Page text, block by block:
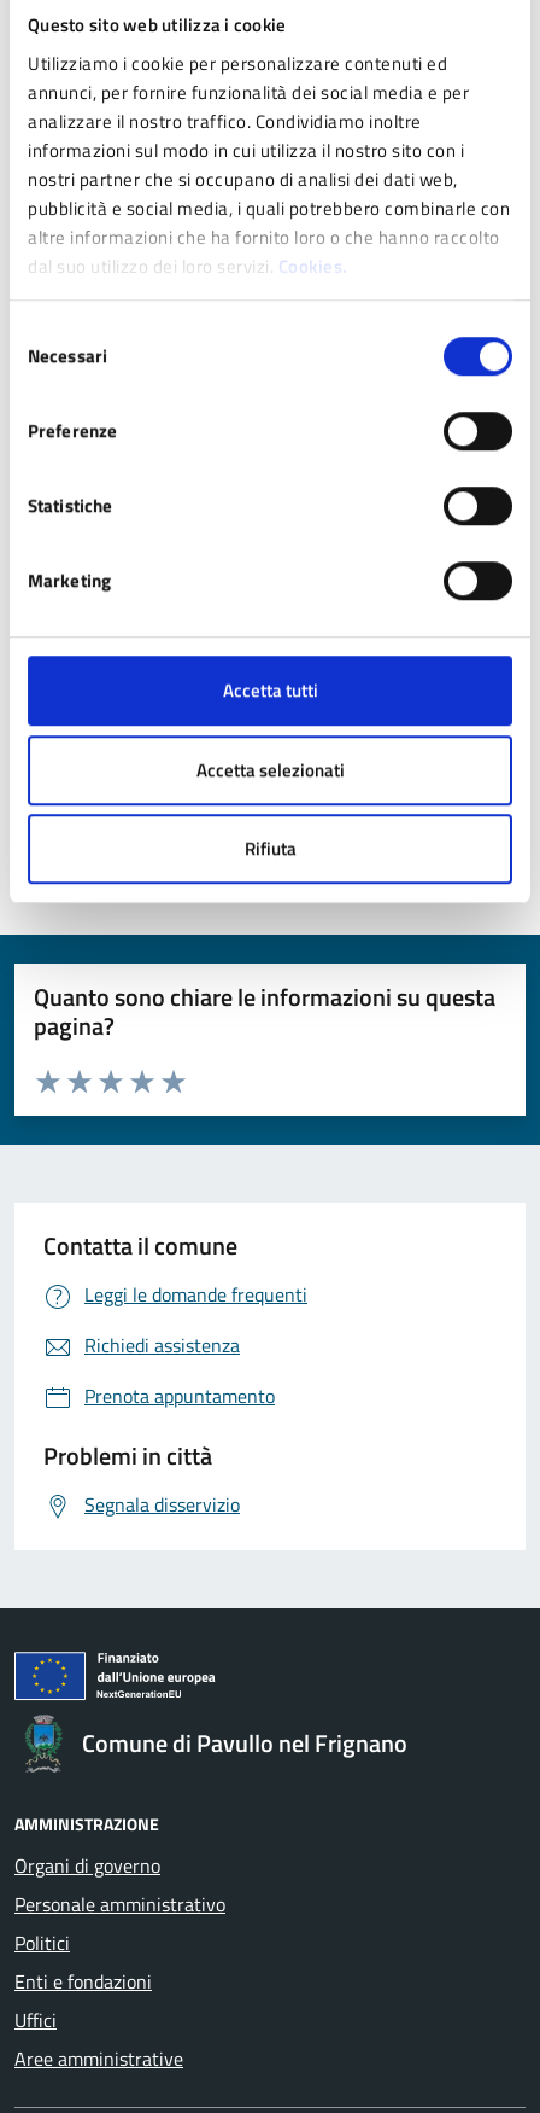
Questo sito web utilizza i cookie
Utilizziamo i cookie per personalizzare contenuti ed
annunci, per fornire funzionalità dei social media e per
analizzare il nostro traffico. Condividiamo inoltre
informazioni sul modo in cui utilizza il nostro sito con i
nostri partner che si occupano di analisi dei dati web,
pubblicità e social media, i quali potrebbero combinarle con
altre informazioni che ha fornito loro o che hanno raccolto
dal suo utilizzo dei loro servizi. Cookies.
delNecessari
Preferenze
Statistiche
Marketing
Accetta tutti
Accetta selezionati
Rifiuta
nord-occidentale, lungo il fianco più scosceso del monte, i
Montecuccoli in fasi successive costruirono la propria
residenza.
Collegamenti utili
Percorsi MTB 4 Torri
Galleria di immagini
Quanto sono chiare le informazioni su questa
pagina?
Valuta da 1 a 5 stelle la pagina
Valuta 5 stelle su 5
Valuta 4 stelle su 5
Valuta 3 stelle su 5
Valuta 2 stelle su 5
Valuta 1 stelle su 5
Contatta il comune
Leggi le domande frequenti
Richiedi assistenza
Prenota appuntamento
Problemi in città
Segnala disservizio
Comune di Pavullo nel Frignano
AMMINISTRAZIONE
Organi di governo
Personale amministrativo
Politici
Enti e fondazioni
Uffici
Aree amministrative